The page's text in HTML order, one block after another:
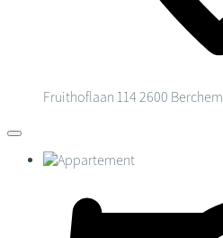
Fruithoflaan 114 2600 Berchem